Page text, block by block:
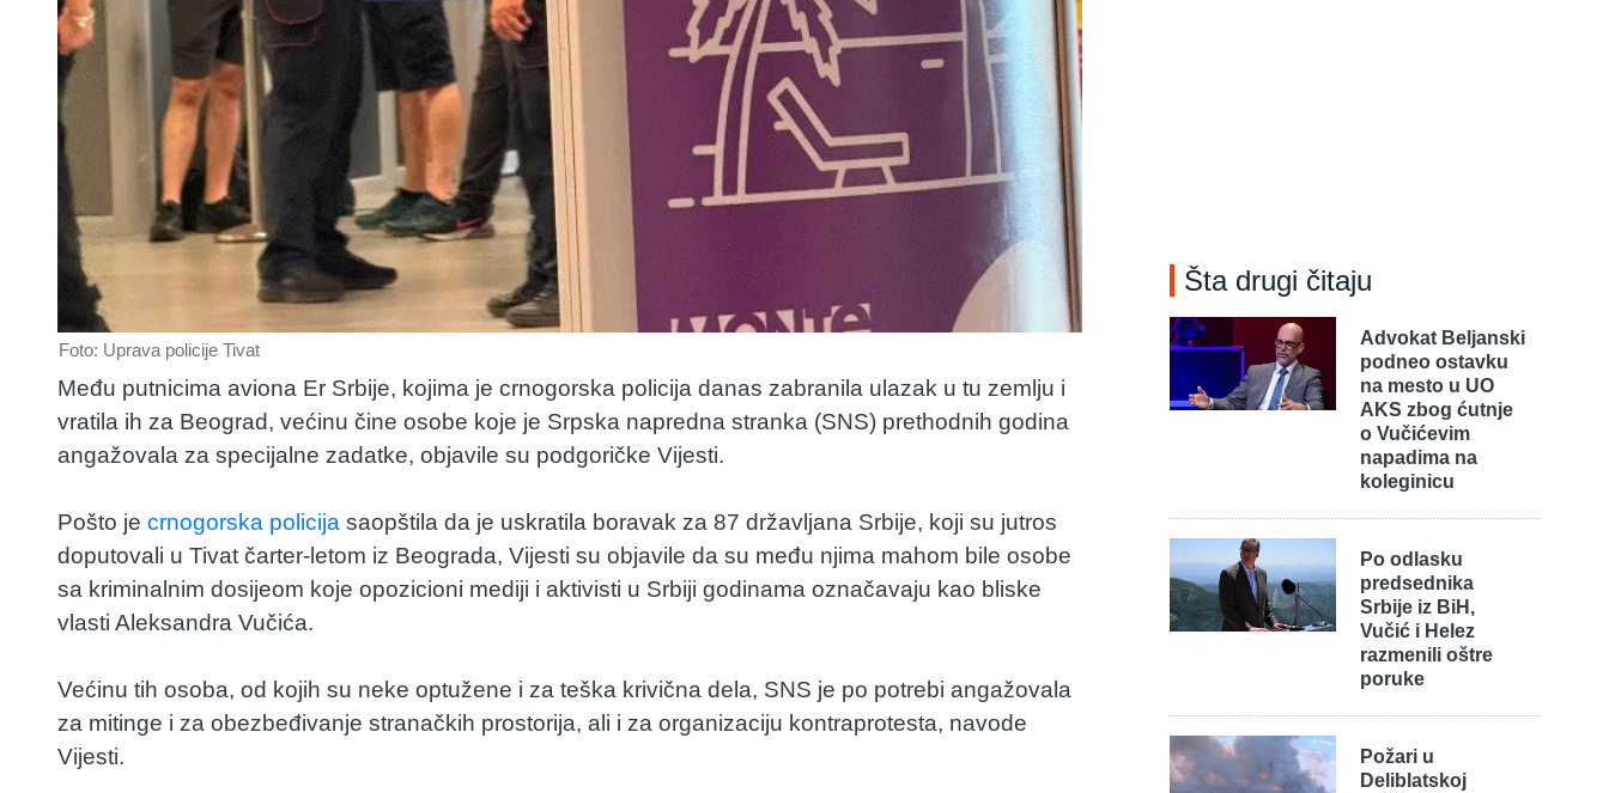
Foto: Uprava policije Tivat
Među putnicima aviona Er Srbije, kojima je crnogorska policija danas zabranila ulazak u tu zemlju i
vratila ih za Beograd, većinu čine osobe koje je Srpska napredna stranka (SNS) prethodnih godina
angažovala za specijalne zadatke, objavile su podgoričke Vijesti.
Pošto je crnogorska policija saopštila da je uskratila boravak za 87 državljana Srbije, koji su jutros
doputovali u Tivat čarter-letom iz Beograda, Vijesti su objavile da su među njima mahom bile osobe
sa kriminalnim dosijeom koje opozicioni mediji i aktivisti u Srbiji godinama označavaju kao bliske
vlasti Aleksandra Vučića.
Većinu tih osoba, od kojih su neke optužene i za teška krivična dela, SNS je po potrebi angažovala
za mitinge i za obezbeđivanje stranačkih prostorija, ali i za organizaciju kontraprotesta, navode
Vijesti.
Šta drugi čitaju
Advokat Beljanski
podneo ostavku
na mesto u UO
AKS zbog ćutnje
o Vučićevim
napadima na
koleginicu
Po odlasku
predsednika
Srbije iz BiH,
Vučić i Helez
razmenili oštre
poruke
Požari u
Deliblatskoj